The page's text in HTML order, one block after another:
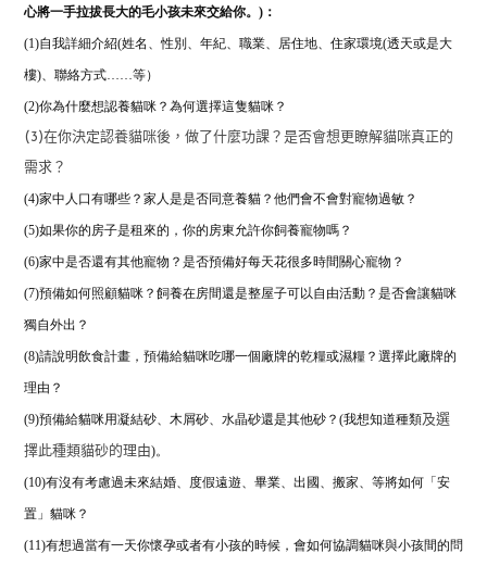
心將一手拉拔長大的毛小孩未來交給你。)：
(1)自我詳細介紹(姓名、性別、年紀、職業、居住地、住家環境(透天或是大
樓)、聯絡方式……等）
(2)你為什麼想認養貓咪？為何選擇這隻貓咪？
(3)在你決定認養貓咪後，做了什麼功課？是否會想更瞭解貓咪真正的
需求？
(4)家中人口有哪些？家人是是否同意養貓？他們會不會對寵物過敏？
(5)如果你的房子是租來的，你的房東允許你飼養寵物嗎？
(6)家中是否還有其他寵物？是否預備好每天花很多時間關心寵物？
(7)預備如何照顧貓咪？飼養在房間還是整屋子可以自由活動？是否會讓貓咪
獨自外出？
(8)請說明飲食計畫，預備給貓咪吃哪一個廠牌的乾糧或濕糧？ 選擇此廠牌的
理由？
(9)預備給貓咪用凝結砂、木屑砂、水晶砂還是其他砂？(我想知道種類及選
擇此種類貓砂的理由)。
(10)有沒有考慮過未來結婚、度假遠遊、畢業、出國、搬家、等將如何「安
置」貓咪？
(11)有想過當有一天你懷孕或者有小孩的時候， 會如何協調貓咪與小孩間的問